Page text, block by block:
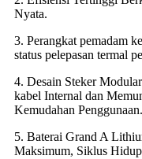
Nyata.
3. Perangkat pemadam
status pelepasan termal
4. Desain Steker
kabel Internal dan
Kemudahan Penggunaan.
5. Baterai Grand A
Maksimum, Siklus